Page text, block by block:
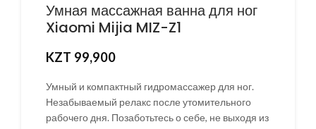
Умная массажная ванна для ног
Xiaomi Mijia MIZ-Z1
KZT 99,900
Умный и компактный гидромассажер для ног.
Незабываемый релакс после утомительного
рабочего дня. Позаботьтесь о себе, не выходя из